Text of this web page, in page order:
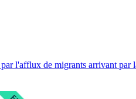
l'afflux de migrants arrivant par